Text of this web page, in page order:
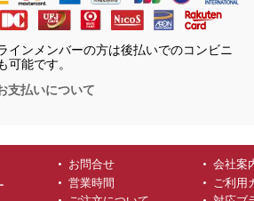
インメンバーの方は後払いでのコンビニ
可能です。
支払いについて
お問合せ 会社案
営業時間
ご利用